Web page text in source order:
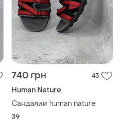
740 грн 43
Human Nature
Сандалии human nature
39